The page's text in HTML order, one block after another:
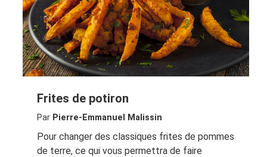
Frites de potiron
Par Pierre-Emmanuel Malissin
Pour changer des classiques frites de pommes
de terre, ce qui vous permettra de faire